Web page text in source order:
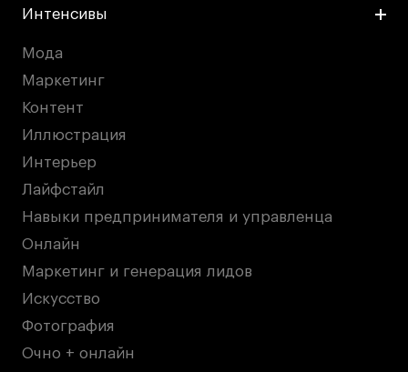
Интенсивы
Мода
Маркетинг
Контент
Иллюстрация
Интерьер
Лайфстайл
Навыки предпринимателя и управленца
Онлайн
Маркетинг и генерация лидов
Искусство
Фотография
Очно + онлайн